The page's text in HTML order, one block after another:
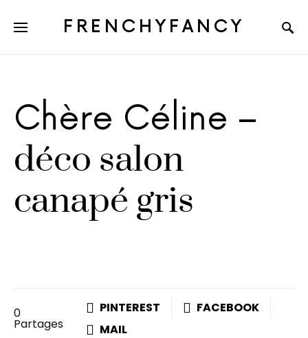
FRENCHYFANCY
Chère Céline –
déco salon
canapé gris
0
Partages
PINTEREST
FACEBOOK
MAIL